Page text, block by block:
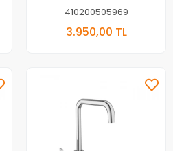
410200505969
3.950,00 TL